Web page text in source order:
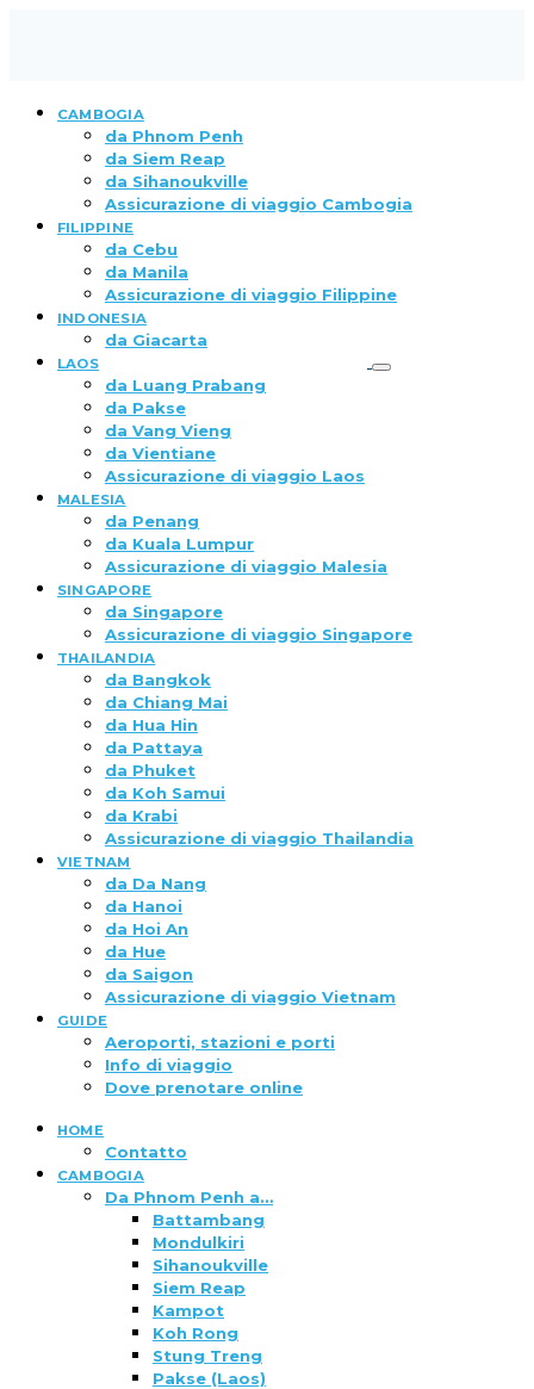
CAMBOGIA
da Phnom Penh
da Siem Reap
da Sihanoukville
Assicurazione di viaggio Cambogia
FILIPPINE
da Cebu
da Manila
Assicurazione di viaggio Filippine
INDONESIA
da Giacarta
LAOS
da Luang Prabang
da Pakse
da Vang Vieng
da Vientiane
Assicurazione di viaggio Laos
MALESIA
da Penang
da Kuala Lumpur
Assicurazione di viaggio Malesia
SINGAPORE
da Singapore
Assicurazione di viaggio Singapore
THAILANDIA
da Bangkok
da Chiang Mai
da Hua Hin
da Pattaya
da Phuket
da Koh Samui
da Krabi
Assicurazione di viaggio Thailandia
VIETNAM
da Da Nang
da Hanoi
da Hoi An
da Hue
da Saigon
Assicurazione di viaggio Vietnam
GUIDE
Aeroporti, stazioni e porti
Info di viaggio
Dove prenotare online
HOME
Contatto
CAMBOGIA
Da Phnom Penh a…
Battambang
Mondulkiri
Sihanoukville
Siem Reap
Kampot
Koh Rong
Stung Treng
Pakse (Laos)